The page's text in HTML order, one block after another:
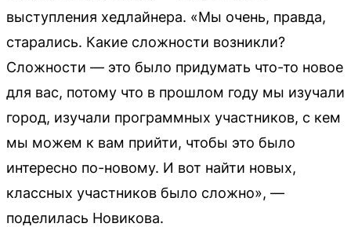
выступления хедлайнера. «Мы очень, правда,
старались. Какие сложности возникли?
Сложности — это было придумать что-то новое
для вас, потому что в прошлом году мы изучали
город, изучали программных участников, с кем
мы можем к вам прийти, чтобы это было
интересно по-новому. И вот найти новых,
классных участников было сложно», —
поделилась Новикова.